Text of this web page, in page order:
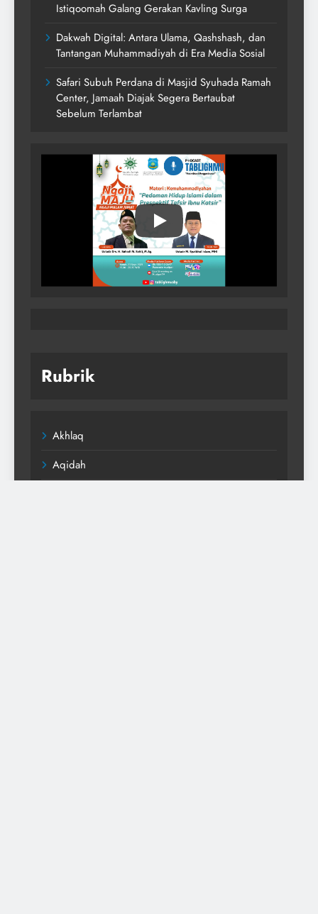
Istiqoomah Galang Gerakan Kavling Surga
Dakwah Digital: Antara Ulama, Qashshash, dan
Tantangan Muhammadiyah di Era Media Sosial
Safari Subuh Perdana di Masjid Syuhada Ramah
Center, Jamaah Diajak Segera Bertaubat
Sebelum Terlambat
Rubrik
Akhlaq
Aqidah